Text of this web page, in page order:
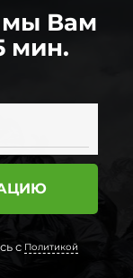
мы Вам
мин.
с Политикой